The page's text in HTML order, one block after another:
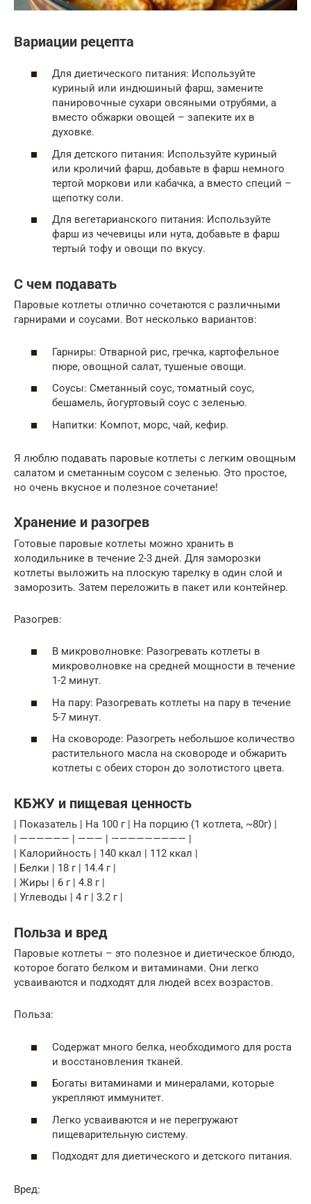
Вариации рецепта
Для диетического питания: Используйте
куриный или индюшиный фарш, замените
панировочные сухари овсяными отрубями, а
вместо обжарки овощей – запеките их в
духовке.
Для детского питания: Используйте куриный
или кроличий фарш, добавьте в фарш немного
тертой моркови или кабачка, а вместо специй –
щепотку соли.
Для вегетарианского питания: Используйте
фарш из чечевицы или нута, добавьте в фарш
тертый тофу и овощи по вкусу.
С чем подавать
Паровые котлеты отлично сочетаются с различными
гарнирами и соусами. Вот несколько вариантов:
Гарниры: Отварной рис, гречка, картофельное
пюре, овощной салат, тушеные овощи.
Соусы: Сметанный соус, томатный соус,
бешамель, йогуртовый соус с зеленью.
Напитки: Компот, морс, чай, кефир.
Я люблю подавать паровые котлеты с легким овощным
салатом и сметанным соусом с зеленью. Это простое,
но очень вкусное и полезное сочетание!
Хранение и разогрев
Готовые паровые котлеты можно хранить в
холодильнике в течение 2-3 дней. Для заморозки
котлеты выложить на плоскую тарелку в один слой и
заморозить. Затем переложить в пакет или контейнер.
Разогрев:
В микроволновке: Разогревать котлеты в
микроволновке на средней мощности в течение
1-2 минут.
На пару: Разогревать котлеты на пару в течение
5-7 минут.
На сковороде: Разогреть небольшое количество
растительного масла на сковороде и обжарить
котлеты с обеих сторон до золотистого цвета.
КБЖУ и пищевая ценность
| Показатель | На 100 г | На порцию (1 котлета, ~80г) |
| —————— | ——— | ————————— |
| Калорийность | 140 ккал | 112 ккал |
| Белки | 18 г | 14.4 г |
| Жиры | 6 г | 4.8 г |
| Углеводы | 4 г | 3.2 г |
Польза и вред
Паровые котлеты – это полезное и диетическое блюдо,
которое богато белком и витаминами. Они легко
усваиваются и подходят для людей всех возрастов.
Польза:
Содержат много белка, необходимого для роста
и восстановления тканей.
Богаты витаминами и минералами, которые
укрепляют иммунитет.
Легко усваиваются и не перегружают
пищеварительную систему.
Подходят для диетического и детского питания.
Вред: